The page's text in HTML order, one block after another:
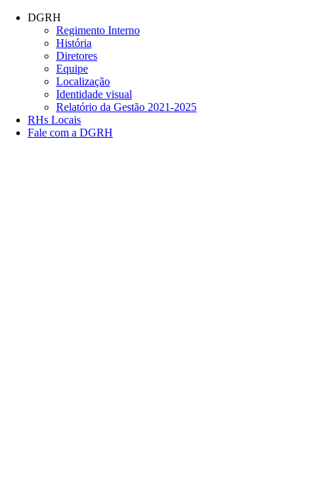
Conteúdo principal
DGRH
Regimento Interno
História
Diretores
Equipe
Localização
Identidade visual
Relatório da Gestão 2021-2025
RHs Locais
Fale com a DGRH